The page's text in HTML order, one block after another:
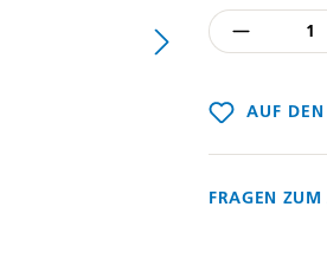
AUF
FRAGEN ZUM